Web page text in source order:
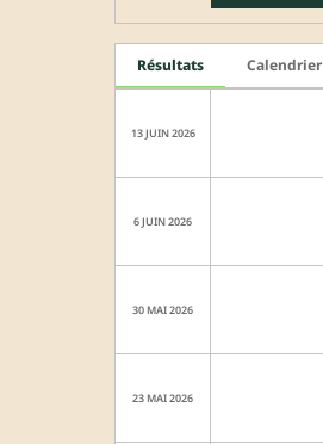
Résultats Calendrier
13 JUIN 2026
6 JUIN 2026
30 MAI 2026
23 MAI 2026